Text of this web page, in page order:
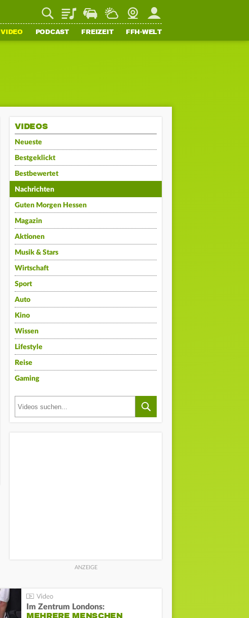
PlaylistStaupilotWetterWebcamMein FFH
VIDEO PODCAST FREIZEIT FFH-WELT
VIDEOS
Neueste
Bestgeklickt
Bestbewertet
Nachrichten
Guten Morgen Hessen
Magazin
Aktionen
Musik & Stars
Wirtschaft
Sport
Auto
Kino
Wissen
Lifestyle
Reise
Gaming
Im Zentrum Londons: